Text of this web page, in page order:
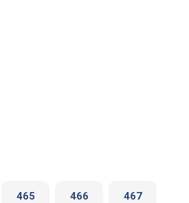
465 466 467